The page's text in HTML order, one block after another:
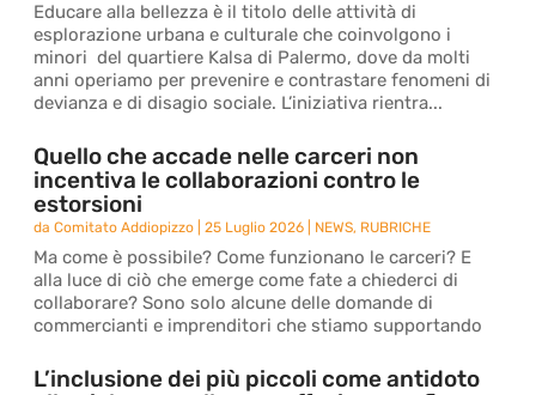
Educare alla bellezza è il titolo delle attività di
esplorazione urbana e culturale che coinvolgono i
minori del quartiere Kalsa di Palermo, dove da molti
anni operiamo per prevenire e contrastare fenomeni di
devianza e di disagio sociale. L’iniziativa rientra...
Quello che accade nelle carceri non
incentiva le collaborazioni contro le
estorsioni
daComitato Addiopizzo |25 Luglio 2026 NEWS, RUBRICHE
Ma come è possibile? Come funzionano le carceri? E
alla luce di ciò che emerge come fate a chiederci di
collaborare? Sono solo alcune delle domande di
commercianti e imprenditori che stiamo supportando
L’inclusione dei più piccoli come antidoto